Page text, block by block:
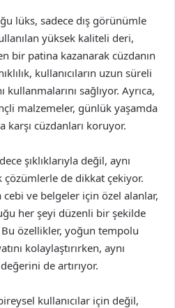
lüks, sadece dış görünümle
yüksek kaliteli deri,
bir patina kazanarak cüzdanın
kullanıcıların uzun süreli
sağlıyor. Ayrıca,
malzemeler, günlük yaşamda
karşı cüzdanları koruyor.
şıklıklarıyla değil, aynı
çözümlerle de dikkat çekiyor.
ve belgeler için özel alanlar,
her şeyi düzenli bir şekilde
Bu özellikler, yoğun tempolu
kolaylaştırırken, aynı
de artırıyor.
kullanıcılar için değil,